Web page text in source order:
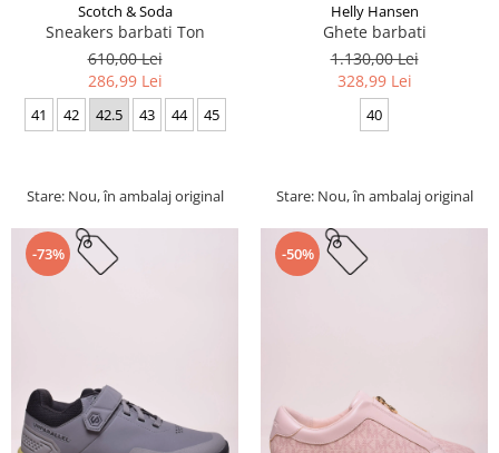
Scotch & Soda
Sneakers barbati Ton
610,00 Lei
286,99 Lei
41 42 42.5 43 44 45
Stare: Nou, în ambalaj original
Helly Hansen
Ghete barbati
1.130,00 Lei
328,99 Lei
40
Stare: Nou, în ambalaj original
-73% -50%